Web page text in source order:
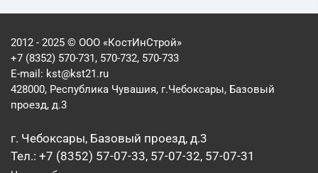
2012 - 2025 © ООО «КостИнСтрой»
+7 (8352) 570-731, 570-732, 570-733
E-mail: kst@kst21.ru
428000, Республика Чувашия, г.Чебоксары, Базовый
проезд, д.3
г. Чебоксары, Базовый проезд, д.3
Тел.: +7 (8352) 57-07-33, 57-07-32, 57-07-31